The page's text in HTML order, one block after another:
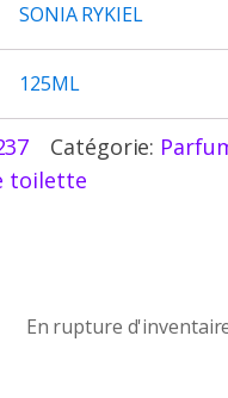
SONIA RYKIEL
125ML
Catégorie:
toilette
En rupture